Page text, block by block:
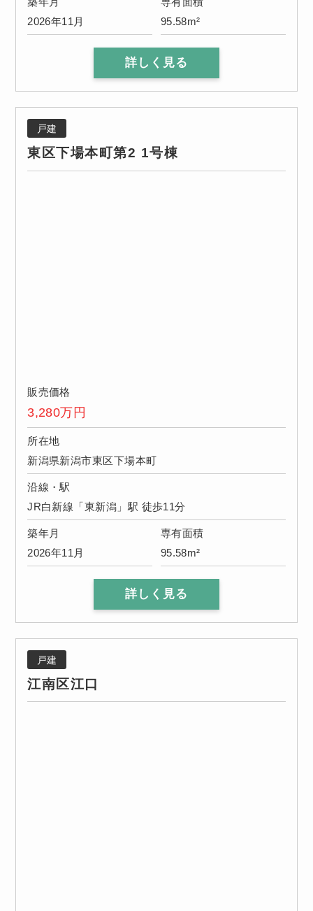
2026年11月
95.58m²
詳しく見る
戸建
東区下場本町第2 1号棟
販売価格
3,280万円
所在地
新潟県新潟市東区下場本町
沿線・駅
JR白新線「東新潟」駅 徒歩11分
築年月
2026年11月
専有面積
95.58m²
詳しく見る
戸建
江南区江口